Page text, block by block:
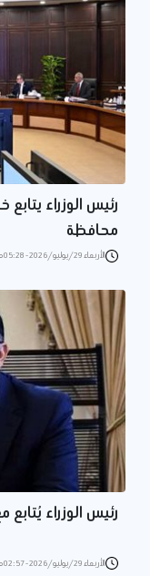
محافظة
الأربعاء 29/يوليو/2026 - 05:28 م
رئيس الوزراء
الأربعاء 29/يوليو/2026 - 02:57 م